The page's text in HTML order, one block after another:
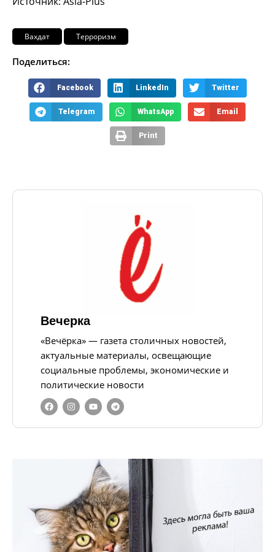
Вахдат Терроризм
Поделиться:
Facebook LinkedIn Twitter
Telegram WhatsApp Email
Print
Вечерка
«Вечёрка» — газета столичных новостей,
актуальные материалы, освещающие
социальные проблемы, экономические и
политические новости